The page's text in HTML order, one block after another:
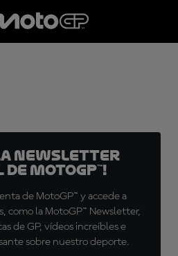
la Newsletter
MotoGP™!
de MotoGP™ y accede a
como la MotoGP™ Newsletter,
de GP, vídeos increíbles e
sobre nuestro deporte.